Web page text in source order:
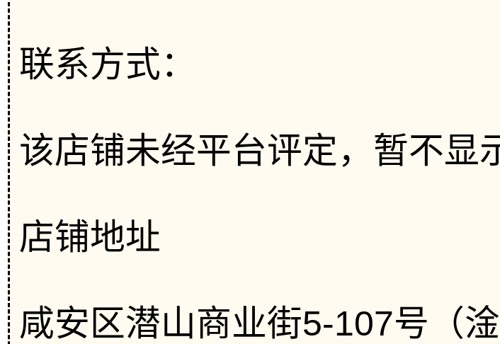
联系方式：
该店铺未经平台评定，暂不显
店铺地址
咸安区潜山商业街5-107号（